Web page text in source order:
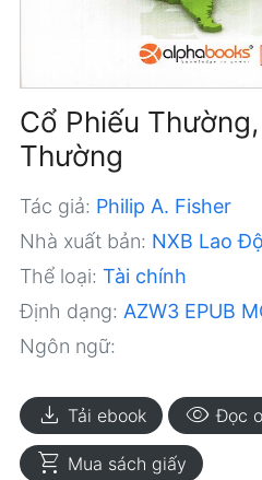
Cổ Phiếu
Thường
Tác giả: Philip A. Fisher
Nhà xuất bản: NXB Lao
Thể loại: Tài chính
Định dạng: AZW3 EPUB
Ngôn ngữ:
download Tải ebook visibility Đọc
shopping_cart Mua sách giấy